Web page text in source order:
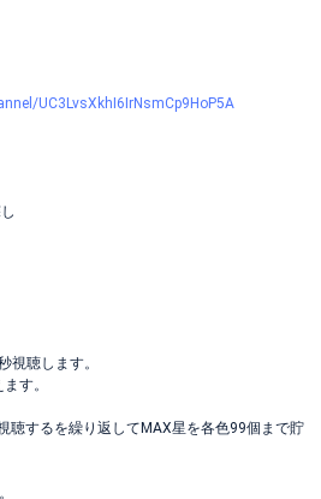
UC3LvsXkhI6IrNsmCp9HoP5A
視聴します。
す。
聴するを繰り返してMAX星を各色99個まで貯